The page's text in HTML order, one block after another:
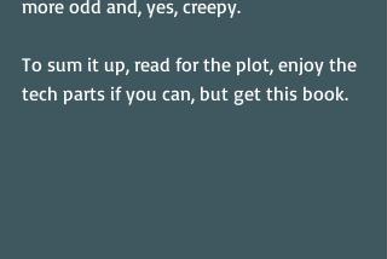
more odd and, yes, creepy.
To sum it up, read for the plot, enjoy the
tech parts if you can, but get this book.